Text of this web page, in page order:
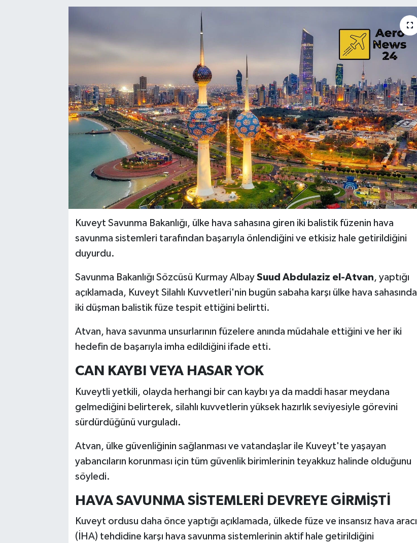
Kuveyt Savunma Bakanlığı, ülke hava sahasına giren iki balistik füzenin hava
savunma sistemleri tarafından başarıyla önlendiğini ve etkisiz hale getirildiğini
duyurdu.
Savunma Bakanlığı Sözcüsü Kurmay Albay Suud Abdulaziz el-Atvan, yaptığı
açıklamada, Kuveyt Silahlı Kuvvetleri'nin bugün sabaha karşı ülke hava sahasında
iki düşman balistik füze tespit ettiğini belirtti.
Atvan, hava savunma unsurlarının füzelere anında müdahale ettiğini ve her iki
hedefin de başarıyla imha edildiğini ifade etti.
CAN KAYBI VEYA HASAR YOK
Kuveytli yetkili, olayda herhangi bir can kaybı ya da maddi hasar meydana
gelmediğini belirterek, silahlı kuvvetlerin yüksek hazırlık seviyesiyle görevini
sürdürdüğünü vurguladı.
Atvan, ülke güvenliğinin sağlanması ve vatandaşlar ile Kuveyt'te yaşayan
yabancıların korunması için tüm güvenlik birimlerinin teyakkuz halinde olduğunu
söyledi.
HAVA SAVUNMA SİSTEMLERİ DEVREYE GİRMİŞTİ
Kuveyt ordusu daha önce yaptığı açıklamada, ülkede füze ve insansız hava aracı
(İHA) tehdidine karşı hava savunma sistemlerinin aktif hale getirildiğini